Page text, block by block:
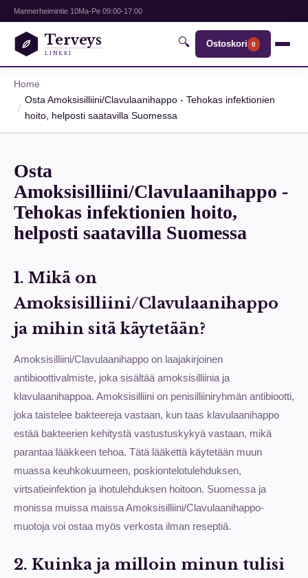
Mannerheimintie 10Ma-Pe 09:00-17:00
Terveys
LINKKI
🔍 Ostoskori 0
Home
Osta Amoksisilliini/Clavulaanihappo - Tehokas infektionien
hoito, helposti saatavilla Suomessa
Osta
Amoksisilliini/Clavulaanihappo -
Tehokas infektionien hoito,
helposti saatavilla Suomessa
1. Mikä on
Amoksisilliini/Clavulaanihappo
ja mihin sitä käytetään?
Amoksisilliini/Clavulaanihappo on laajakirjoinen
antibioottivalmiste, joka sisältää amoksisilliinia ja
klavulaanihappoa. Amoksisilliini on penisilliiniryhmän antibiootti,
joka taistelee bakteereja vastaan, kun taas klavulaanihappo
estää bakteerien kehitystä vastustuskykyä vastaan, mikä
parantaa lääkkeen tehoa. Tätä lääkettä käytetään muun
muassa keuhkokuumeen, poskiontelotulehduksen,
virtsatieinfektion ja ihotulehduksen hoitoon. Suomessa ja
monissa muissa maissa Amoksisilliini/Clavulaanihappo-
muotoja voi ostaa myös verkosta ilman reseptiä.
2. Kuinka ja milloin minun tulisi